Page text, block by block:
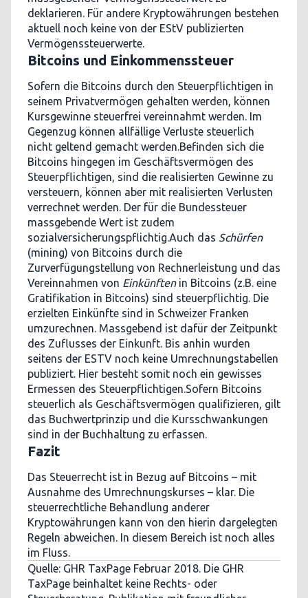
deklarieren. Für andere Kryptowährungen bestehen
aktuell noch keine von der EStV publizierten
Vermögenssteuerwerte.
Bitcoins und Einkommenssteuer
Sofern die Bitcoins durch den Steuerpflichtigen in
seinem Privatvermögen gehalten werden, können
Kursgewinne steuerfrei vereinnahmt werden. Im
Gegenzug können allfällige Verluste steuerlich
nicht geltend gemacht werden.Befinden sich die
Bitcoins hingegen im Geschäftsvermögen des
Steuerpflichtigen, sind die realisierten Gewinne zu
versteuern, können aber mit realisierten Verlusten
verrechnet werden. Der für die Bundessteuer
massgebende Wert ist zudem
sozialversicherungspflichtig.Auch das Schürfen
(mining) von Bitcoins durch die
Zurverfügungstellung von Rechnerleistung und das
Vereinnahmen von Einkünftenin Bitcoins (z.B. eine
Gratifikation in Bitcoins) sind steuerpflichtig. Die
erzielten Einkünfte sind in Schweizer Franken
umzurechnen. Massgebend ist dafür der Zeitpunkt
des Zuflusses der Einkunft. Bis anhin wurden
seitens der ESTV noch keine Umrechnungstabellen
publiziert. Hier besteht somit noch ein gewisses
Ermessen des Steuerpflichtigen.Sofern Bitcoins
steuerlich als Geschäftsvermögen qualifizieren, gilt
das Buchwertprinzip und die Kursschwankungen
sind in der Buchhaltung zu erfassen.
Fazit
Das Steuerrecht ist in Bezug auf Bitcoins – mit
Ausnahme des Umrechnungskurses – klar. Die
steuerrechtliche Behandlung anderer
Kryptowährungen kann von den hierin dargelegten
Regeln abweichen. In diesem Bereich ist noch alles
im Fluss.
Quelle: GHR TaxPage Februar 2018. Die GHR
TaxPage beinhaltet keine Rechts- oder